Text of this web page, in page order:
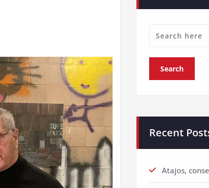
Recent
Atajos,